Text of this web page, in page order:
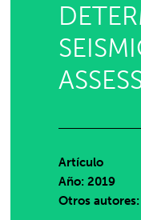
Artículo
Año: 2019
Otros